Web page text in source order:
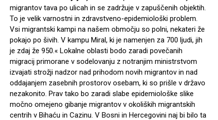
migrantov tava po ulicah in se zadržuje v zapuščenih objektih.
To je velik varnostni in zdravstveno-epidemiološki problem.
Vsi migrantski kampi na našem območju so polni, nekateri že
pokajo po šivih. V kampu Miral, ki je namenjen za 700 ljudi, jih
je zdaj že 950.« Lokalne oblasti bodo zaradi povečanih
migracij primorane v sodelovanju z notranjim ministrstvom
izvajati strožji nadzor nad prihodom novih migrantov in nad
oddajanjem zasebnih prostorov osebam, ki so prišle v državo
nezakonito. Prav tako bo zaradi slabe epidemiološke slike
močno omejeno gibanje migrantov v okoliških migrantskih
centrih v Bihaću in Cazinu. V Bosni in Hercegovini naj bi bilo ta